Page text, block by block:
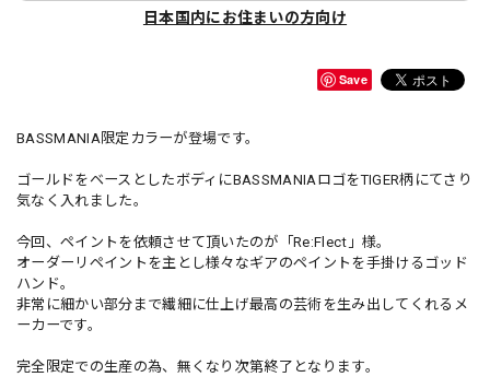
日本国内にお住まいの方向け
Save
BASSMANIA限定カラーが登場です。
ゴールドをベースとしたボディにBASSMANIAロゴをTIGER柄にてさり
気なく入れました。
今回、ペイントを依頼させて頂いたのが「Re:Flect」様。
オーダーリペイントを主とし様々なギアのペイントを手掛けるゴッド
ハンド。
非常に細かい部分まで繊細に仕上げ最高の芸術を生み出してくれるメ
ーカーです。
完全限定での生産の為、無くなり次第終了となります。